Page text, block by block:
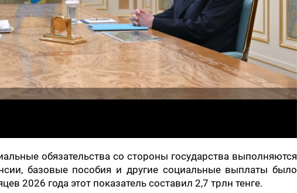
обязательства со стороны государства выполняются
базовые пособия и другие социальные выплаты было
2026 года этот показатель составил 2,7 трлн тенге.